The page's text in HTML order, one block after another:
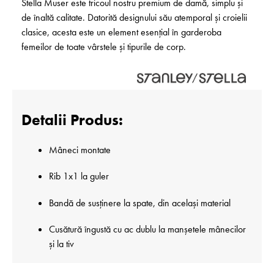
Stella Muser este tricoul nostru premium de damă, simplu și
de înaltă calitate. Datorită designului său atemporal și croielii
clasice, acesta este un element esențial în garderoba
femeilor de toate vârstele și tipurile de corp.
Detalii Produs:
Mâneci montate
Rib 1x1 la guler
Bandă de susținere la spate, din același material
Cusătură îngustă cu ac dublu la manșetele mânecilor
și la tiv